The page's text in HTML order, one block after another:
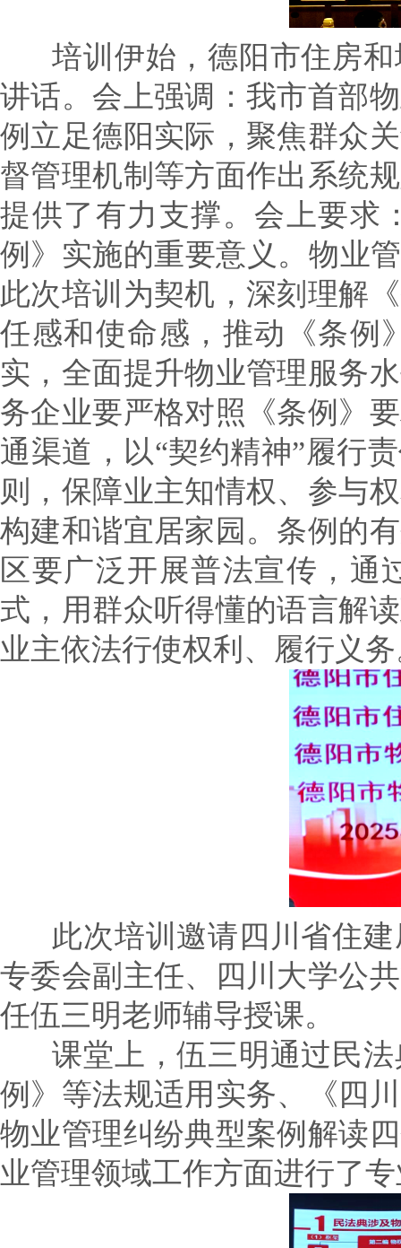
培训伊始，德阳市住房和
讲话。会上强调：我市首部
例立足德阳实际，聚焦群众
督管理机制等方面作出系统
提供了有力支撑。会上要求
例》实施的重要意义。‌物业
此次培训为契机，深刻理解
任感和使命感，推动《条例
实，全面提升物业管理服务
务企业要严格对照《条例》
通渠道，以“契约精神”履行
则，保障业主知情权、参与
构建和谐宜居家园。条例的
区要广泛开展普法宣传，通
式，用群众听得懂的语言解
业主依法行使权利、履行义
此次培训邀请四川省住建
专委会副主任、四川大学公
任伍三明老师辅导授课。
课堂上，伍三明通过民法
例》等法规适用实务、《四
物业管理纠纷典型案例解读
业管理领域工作方面进行了